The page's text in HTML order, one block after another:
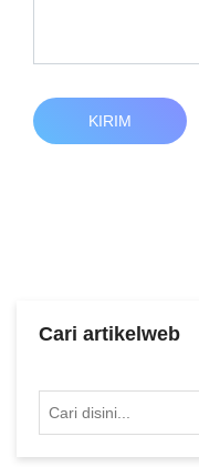
KIRIM
Cari artikelweb